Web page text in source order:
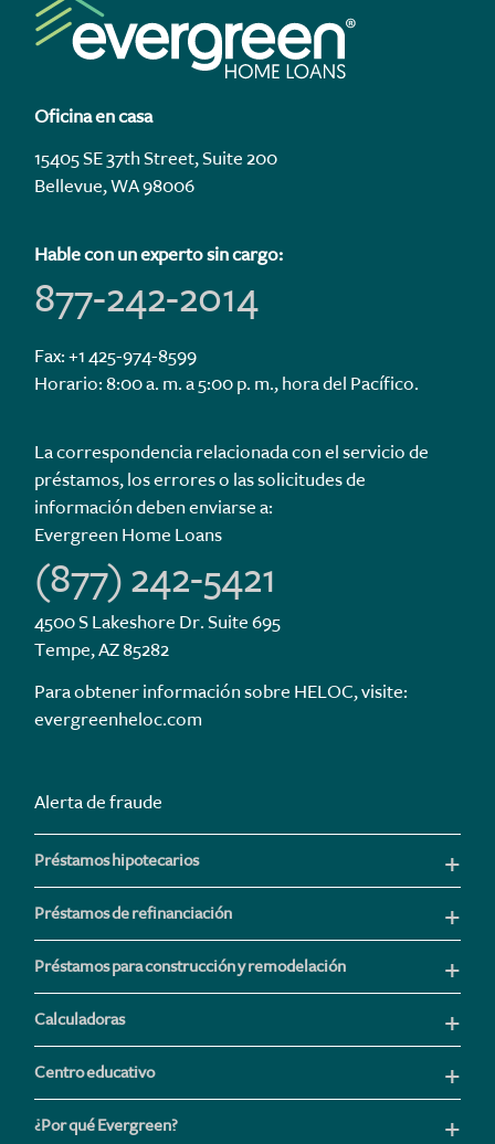
Oficina en casa
15405 SE 37th Street, Suite 200
Bellevue, WA 98006
Hable con un experto sin cargo:
877-242-2014
Fax: +1 425-974-8599
Horario: 8:00 a. m. a 5:00 p. m., hora del Pacífico.
La correspondencia relacionada con el servicio de
préstamos, los errores o las solicitudes de
información deben enviarse a:
Evergreen Home Loans
(877) 242-5421
4500 S Lakeshore Dr. Suite 695
Tempe, AZ 85282
Para obtener información sobre HELOC, visite:
evergreenheloc.com
Alerta de fraude
Préstamos hipotecarios
Préstamos de refinanciación
Préstamos para construcción y remodelación
Calculadoras
Centro educativo
¿Por qué Evergreen?